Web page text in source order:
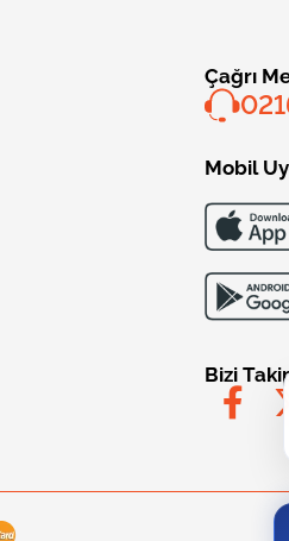
Çağrı
Mobil
Bizi